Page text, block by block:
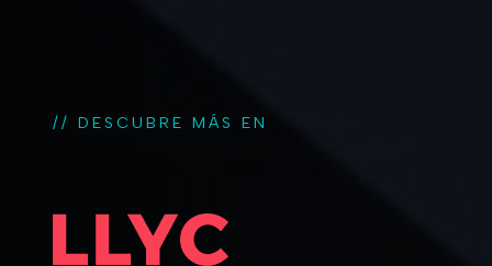
// DESCUBRE MÁS EN